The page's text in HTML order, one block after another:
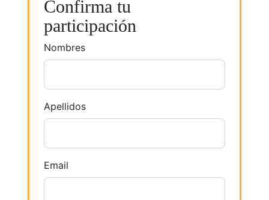
Confirma tu
participación
Nombres
Apellidos
Email